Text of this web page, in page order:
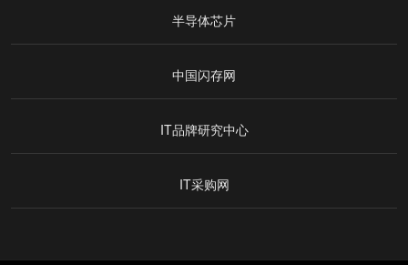
半导体芯片
中国闪存网
IT品牌研究中心
IT采购网